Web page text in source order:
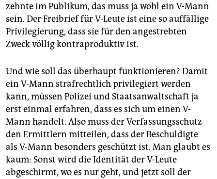
zehnte im Publikum, das muss ja wohl ein V-Mann
sein. Der Freibrief für V-Leute ist eine so auffällige
Privilegierung, dass sie für den angestrebten
Zweck völlig kontraproduktiv ist.
Und wie soll das überhaupt funktionieren? Damit
ein V-Mann strafrechtlich privilegiert werden
kann, müssen Polizei und Staatsanwaltschaft ja
erst einmal erfahren, dass es sich um einen V-
Mann handelt. Also muss der Verfassungsschutz
den Ermittlern mitteilen, dass der Beschuldigte
als V-Mann besonders geschützt ist. Man glaubt es
kaum: Sonst wird die Identität der V-Leute
abgeschirmt, wo es nur geht, und jetzt soll der